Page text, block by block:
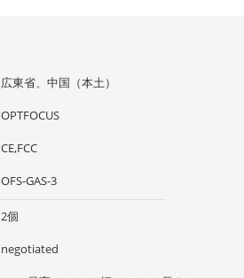
広東省、中国（本土）
OPTFOCUS
CE,FCC
OFS-GAS-3
2個
negotiated